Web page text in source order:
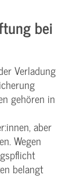
bei
Verladung
gehören in
aber
Wegen
belangt